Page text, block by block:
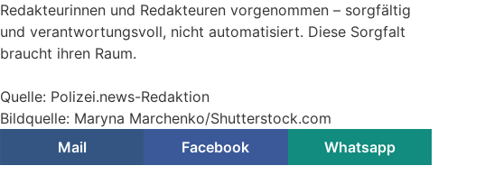
Redakteurinnen und Redakteuren vorgenommen – sorgfältig
und verantwortungsvoll, nicht automatisiert. Diese Sorgfalt
braucht ihren Raum.
Quelle: Polizei.news-Redaktion
Bildquelle: Maryna Marchenko/Shutterstock.com
Mail
Facebook Whatsapp